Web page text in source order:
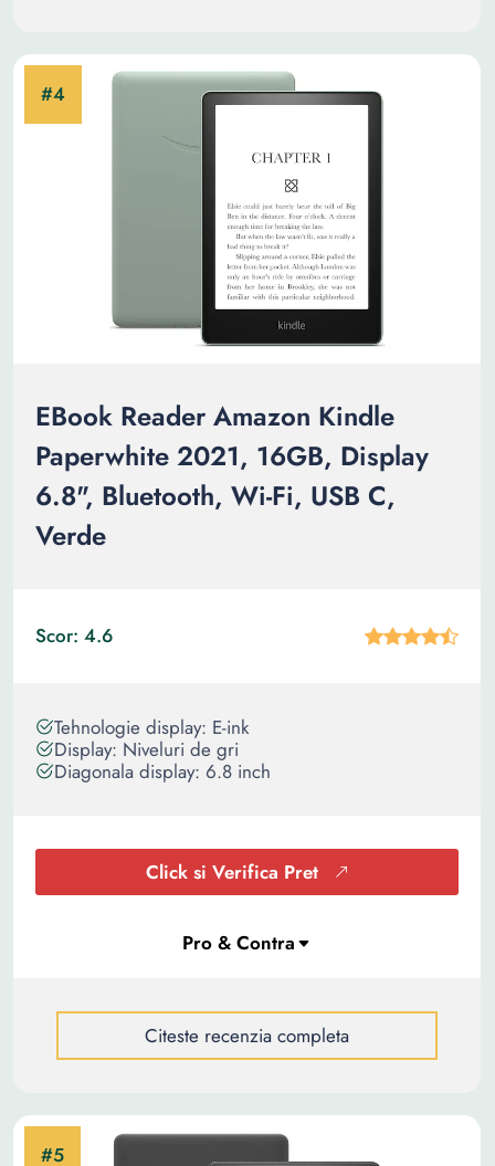
EBook Reader Amazon Kindle
Paperwhite 2021, 16GB, Display
6.8", Bluetooth, Wi-Fi, USB C,
Verde
Scor: 4.6
Tehnologie display: E-ink
Display: Niveluri de gri
Diagonala display: 6.8 inch
Click si Verifica Pret
Citeste recenzia completa